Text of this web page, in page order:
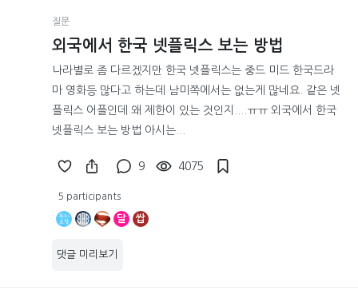
질문
외국에서 한국 넷플릭스 보는 방법
나라별로 좀 다르겠지만 한국 넷플릭스는 중드 미드 한국드라
마 영화등 많다고 하는데 남미쪽에서는 없는게 많네요. 같은 넷
플릭스 어플인데 왜 제한이 있는 것인지....ㅠㅠ 외국에서 한국
넷플릭스 보는 방법 아시는...
9 4075
5 participants
달 쌉
댓글 미리보기